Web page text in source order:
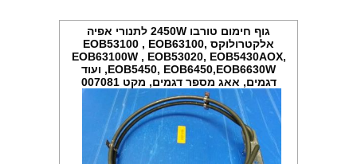
גוף חימום טורבו 2450W לתנורי אפיה
אלקטרולוקס EOB53100 , EOB63100,
EOB63100W , EOB53020, EOB5430AOX,
,EOB5450, EOB6450,EOB6630W ועוד
דגמים, אאג מספר דגמים, מקט 007081